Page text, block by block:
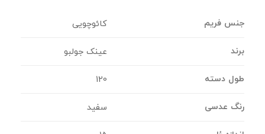
جنس فریم کائوچویی
برند عینک جولبو
طول دسته 120
رنگ عدسی سفید